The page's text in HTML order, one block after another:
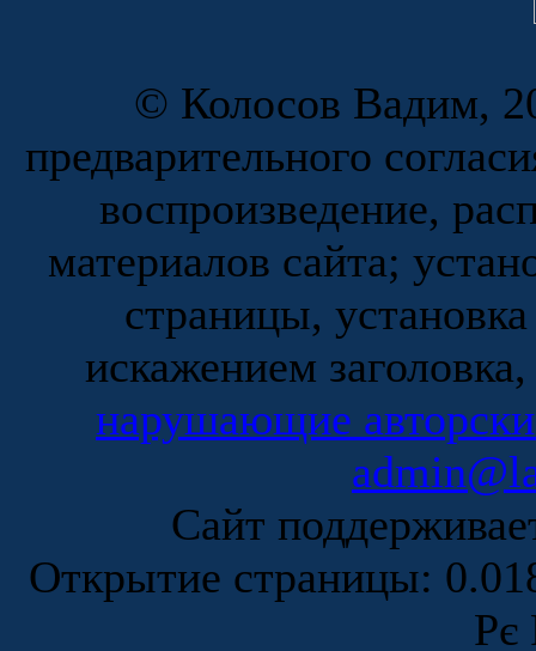
© Колосов Вадим,
предварительного
воспроизведение,
материалов сайта;
страницы,
искажением
нарушающие
Сайт
Открытие страницы:
Рє